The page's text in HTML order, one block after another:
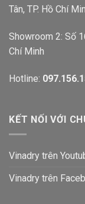
Tân, TP. Hồ Chí
Showroom 2: Số
Chí Minh
Hotline:
KẾT NỐI VỚI
Vinadry trên
Vinadry trên